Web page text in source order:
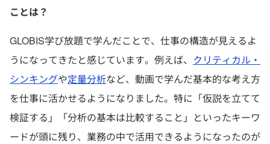
ことは？
GLOBIS学び放題で学んだことで、仕事の構造が見えるよ
うになってきたと感じています。例えば、 クリティカル・
シンキングや定量分析など、動画で学んだ基本的な考え方
を仕事に活かせるようになりました。特に「仮説を立てて
検証する」「分析の基本は比較すること」といったキーワ
ードが頭に残り、業務の中で活用できるようになったのが